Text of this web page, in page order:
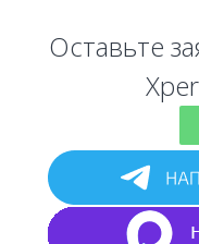
Оставьте